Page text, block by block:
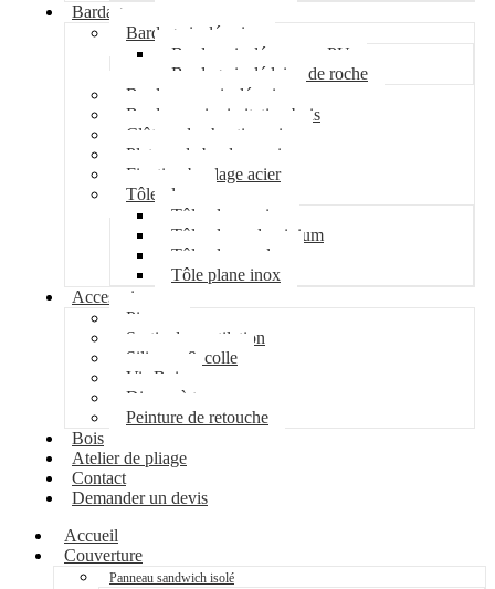
Bardage
Bardage isolé acier
Bardage isolé mousse PU
Bardage isolé laine de roche
Bardage non isolé acier
Bardage acier imitation bois
Clôture de chantier acier
Plateau de bardage acier
Fixation bardage acier
Tôle plane
Tôle plane acier
Tôle plane aluminium
Tôle plane galva
Tôle plane inox
Accessoires
Pipeco
Sortie de ventilation
Silicone & colle
Vis Bois
Disque à tronçonner
Peinture de retouche
Bois
Atelier de pliage
Contact
Demander un devis
Accueil
Couverture
Panneau sandwich isolé